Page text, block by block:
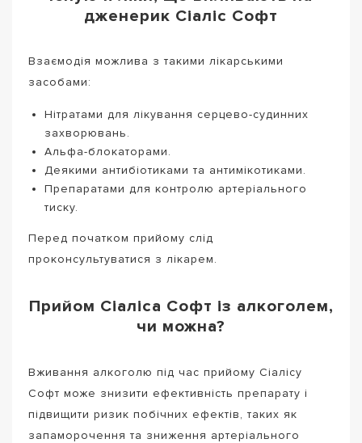
дженерик Сіаліс Софт
Взаємодія можлива з такими лікарськими
засобами:
Нітратами для лікування серцево-судинних
захворювань.
Альфа-блокаторами.
Деякими антибіотиками та антимікотиками.
Препаратами для контролю артеріального
тиску.
Перед початком прийому слід
проконсультуватися з лікарем.
Прийом Сіаліса Софт із алкоголем,
чи можна?
Вживання алкоголю під час прийому Сіалісу
Софт може знизити ефективність препарату і
підвищити ризик побічних ефектів, таких як
запаморочення та зниження артеріального